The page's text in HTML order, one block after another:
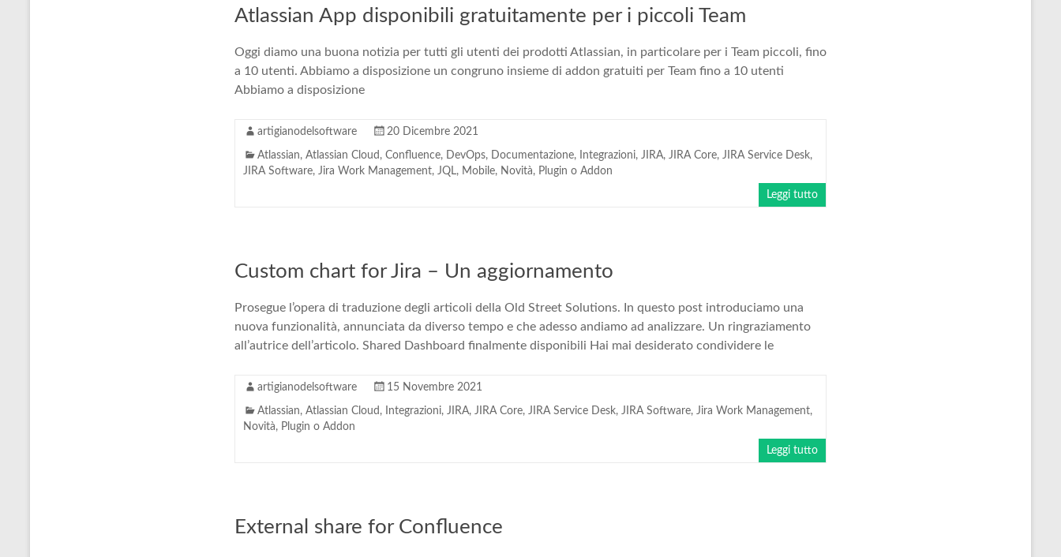
Atlassian App disponibili gratuitamente per i piccoli Team
Oggi diamo una buona notizia per tutti gli utenti dei prodotti Atlassian, in particolare per i Team piccoli, fino
a 10 utenti. Abbiamo a disposizione un congruno insieme di addon gratuiti per Team fino a 10 utenti
Abbiamo a disposizione
artigianodelsoftware 20 Dicembre 2021
Atlassian, Atlassian Cloud , Confluence, DevOps, Documentazione, Integrazioni, JIRA, JIRA Core, JIRA Service Desk,
JIRA Software, Jira Work Management, JQL, Mobile, Novità, Plugin o Addon
Leggi tutto
Custom chart for Jira – Un aggiornamento
Prosegue l’opera di traduzione degli articoli della Old Street Solutions. In questo post introduciamo una
nuova funzionalità, annunciata da diverso tempo e che adesso andiamo ad analizzare. Un ringraziamento
all’autrice dell’articolo. Shared Dashboard finalmente disponibili Hai mai desiderato condividere le
artigianodelsoftware 15 Novembre 2021
Atlassian, Atlassian Cloud , Integrazioni, JIRA, JIRA Core, JIRA Service Desk, JIRA Software, Jira Work Management,
Novità, Plugin o Addon
Leggi tutto
External share for Confluence